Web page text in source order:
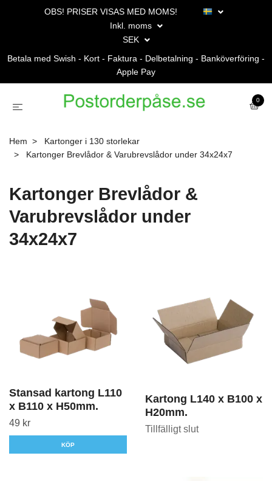
OBS! PRISER VISAS MED MOMS!
Inkl. moms
SEK
Betala med Swish - Kort - Faktura - Delbetalning - Banköverföring -
Apple Pay
0
Hem
Kartonger i 130 storlekar
Kartonger Brevlådor & Varubrevslådor under 34x24x7
Kartonger Brevlådor &
Varubrevslådor under
34x24x7
Stansad kartong L110
x B110 x H50mm.
49 kr
KÖP
Kartong L140 x B100 x
H20mm.
Tillfälligt slut